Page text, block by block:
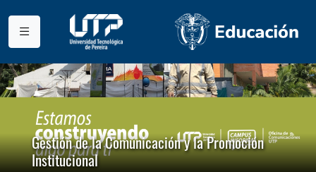
Gestión de la Comunicación y la Promoción
Institucional